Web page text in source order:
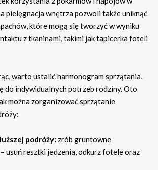
pielęgnacja wnętrza pozwoli także uniknąć
które mogą się tworzyć w wyniku
z tkaninami, takimi jak tapicerka foteli
warto ustalić harmonogram sprzątania,
do indywidualnych potrzeb rodziny. Oto
można zorganizować sprzątanie
podróży: zrób gruntowne
usuń resztki jedzenia, odkurz fotele oraz